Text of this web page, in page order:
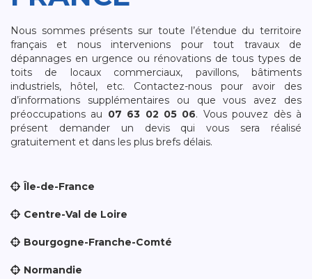
Nous sommes présents sur toute l’étendue du territoire
français et nous intervenions pour tout travaux de
dépannages en urgence ou rénovations de tous types de
toits de locaux commerciaux, pavillons, bâtiments
industriels, hôtel, etc. Contactez-nous pour avoir des
d’informations supplémentaires ou que vous avez des
préoccupations au 07 63 02 05 06. Vous pouvez dès à
présent demander un devis qui vous sera réalisé
gratuitement et dans les plus brefs délais.
Île-de-France
Centre-Val de Loire
Bourgogne-Franche-Comté
Normandie